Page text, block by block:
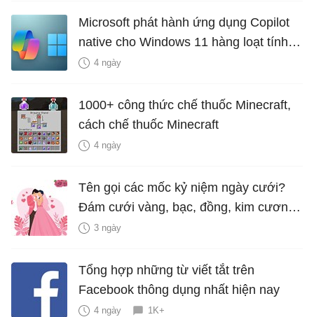
Microsoft phát hành ứng dụng Copilot
native cho Windows 11 hàng loạt tính
năng mới Hữu Ích
4 ngày
1000+ công thức chế thuốc Minecraft,
cách chế thuốc Minecraft
4 ngày
Tên gọi các mốc kỷ niệm ngày cưới?
Đám cưới vàng, bạc, đồng, kim cương
là bao nhiêu năm?
3 ngày
Tổng hợp những từ viết tắt trên
Facebook thông dụng nhất hiện nay
4 ngày 1K+